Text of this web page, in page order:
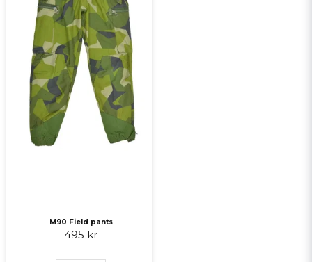
M90 Field pants
495 kr